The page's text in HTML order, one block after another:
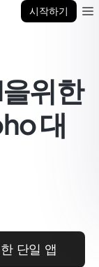
시작하기
위한
대
단일 앱